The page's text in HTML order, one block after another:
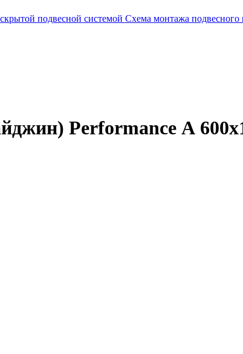
подвесной системой Схема монтажа подвесного
Performance А